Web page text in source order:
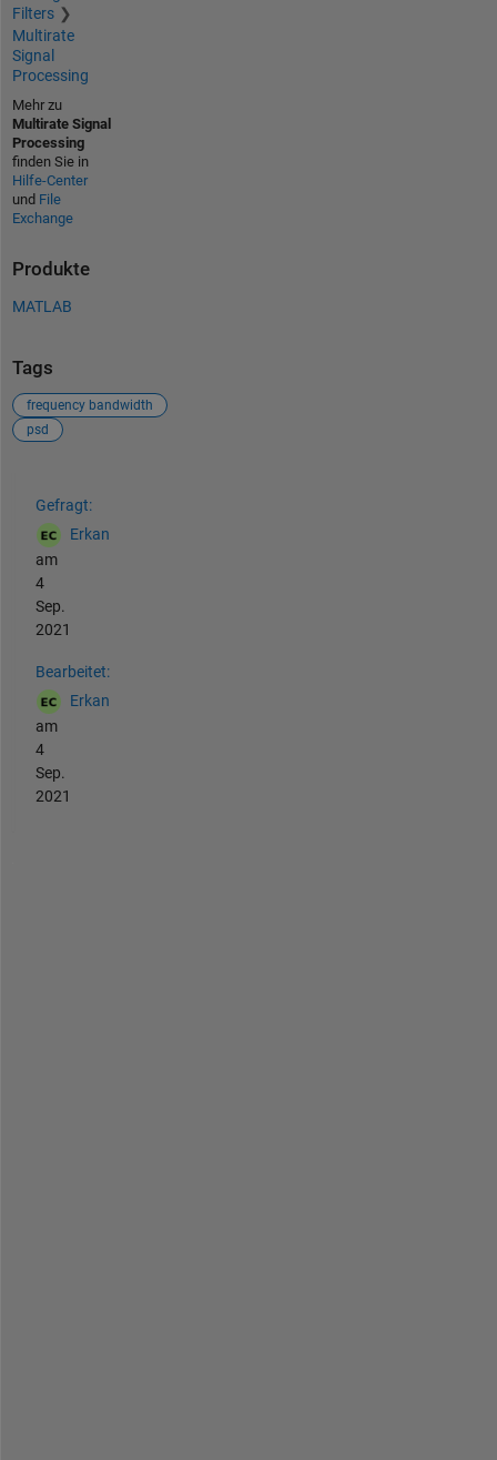
Filters
Multirate
Signal
Processing
Mehr zu
Multirate Signal
Processing
finden Sie in
Hilfe-Center
und File
Exchange
Produkte
MATLAB
Tags
frequency bandwidth
psd
Gefragt:
Erkan
am
4
Sep.
2021
Bearbeitet:
Erkan
am
4
Sep.
2021